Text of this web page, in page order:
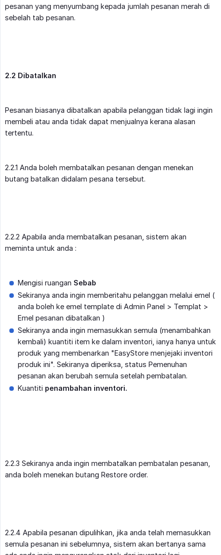
pesanan yang menyumbang kepada jumlah pesanan merah di
sebelah tab pesanan.
2.2 Dibatalkan
Pesanan biasanya dibatalkan apabila pelanggan tidak lagi ingin
membeli atau anda tidak dapat menjualnya kerana alasan
tertentu.
2.2.1 Anda boleh membatalkan pesanan dengan menekan
butang batalkan didalam pesana tersebut.
2.2.2 Apabila anda membatalkan pesanan, sistem akan
meminta untuk anda :
Mengisi ruangan Sebab
Sekiranya anda ingin memberitahu pelanggan melalui emel (
anda boleh ke emel template di Admin Panel > Templat >
Emel pesanan dibatalkan )
Sekiranya anda ingin memasukkan semula (menambahkan
kembali) kuantiti item ke dalam inventori, ianya hanya untuk
produk yang membenarkan "EasyStore menjejaki inventori
produk ini". Sekiranya diperiksa, status Pemenuhan
pesanan akan berubah semula setelah pembatalan.
Kuantiti penambahan inventori.
2.2.3 Sekiranya anda ingin membatalkan pembatalan pesanan,
anda boleh menekan butang Restore order.
2.2.4 Apabila pesanan dipulihkan, jika anda telah memasukkan
semula pesanan ini sebelumnya, sistem akan bertanya sama